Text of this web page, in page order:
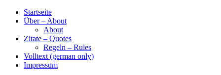
Startseite
Über – About
About
Zitate – Quotes
Regeln – Rules
Volltext (german only)
Impressum